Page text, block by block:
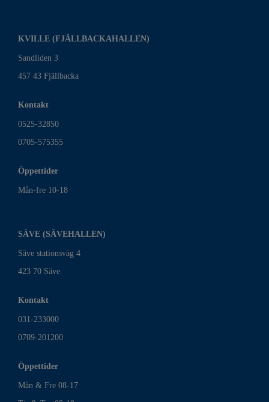
KVILLE (FJÄLLBACKAHALLEN)
Sandliden 3
457 43 Fjällbacka
Kontakt
0525-32850
0705-575355
Öppettider
Mån-fre 10-18
SÄVE (SÄVEHALLEN)
Säve stationsväg 4
423 70 Säve
Kontakt
031-233000
0709-201200
Öppettider
Mån & Fre 08-17